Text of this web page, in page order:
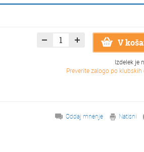
V
Izdelek je
Preverite zalogo po klubskih
Oddaj mnenje Natisni